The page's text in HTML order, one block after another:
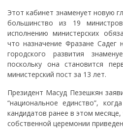
Этот кабинет знаменует новую
большинство из 19
исполнению министерских
что назначение Фразане Садег
городского развития
поскольку она становится
министерский пост за 13 лет.
Президент Масуд Пезешкян
“национальное единство”,
кандидатов ранее в этом
собственной церемонии